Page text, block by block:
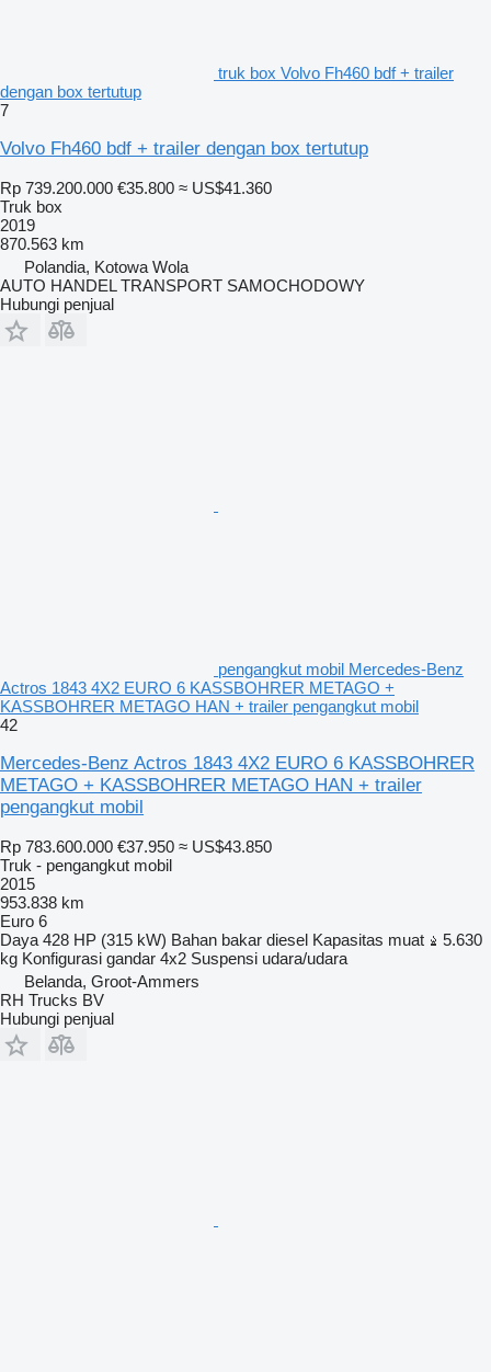
truk box Volvo Fh460 bdf + trailer
dengan box tertutup
7
Volvo Fh460 bdf + trailer dengan box tertutup
Rp 739.200.000 €35.800 ≈ US$41.360
Truk box
2019
870.563 km
Polandia, Kotowa Wola
AUTO HANDEL TRANSPORT SAMOCHODOWY
Hubungi penjual
pengangkut mobil Mercedes-Benz
Actros 1843 4X2 EURO 6 KASSBOHRER METAGO +
KASSBOHRER METAGO HAN + trailer pengangkut mobil
42
Mercedes-Benz Actros 1843 4X2 EURO 6 KASSBOHRER
METAGO + KASSBOHRER METAGO HAN + trailer
pengangkut mobil
Rp 783.600.000 €37.950 ≈ US$43.850
Truk - pengangkut mobil
2015
953.838 km
Euro 6
Daya 428 HP (315 kW) Bahan bakar diesel Kapasitas muat
5.630
kg Konfigurasi gandar 4x2 Suspensi udara/udara
Belanda, Groot-Ammers
RH Trucks BV
Hubungi penjual